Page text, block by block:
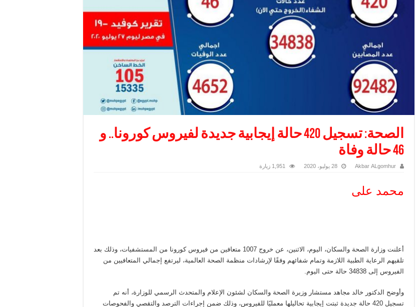
الصحة: تسجيل 420 حالة إيجابية جديدة لفيروس كورونا.. و
46 حالة وفاة
Akbar ALgomhur 28 يوليو، 2020 1,951 زيارة
محمد على
أعلنت وزارة الصحة والسكان، اليوم، الاثنين، عن خروج 1007 متعافين من فيروس كورونا من المستشفيات، وذلك بعد
تلقيهم الرعاية الطبية اللازمة وتمام شفائهم وفقًا لإرشادات منظمة الصحة العالمية، ليرتفع إجمالي المتعافيين من
الفيروس إلى 34838 حالة حتى اليوم.
وأوضح الدكتور خالد مجاهد مستشار وزيرة الصحة والسكان لشئون الإعلام والمتحدث الرسمي للوزارة، أنه تم
تسجيل 420 حالة جديدة ثبتت إيجابية تحاليلها معمليًا للفيروس، وذلك ضمن إجراءات الترصد والتقصي والفحوصات